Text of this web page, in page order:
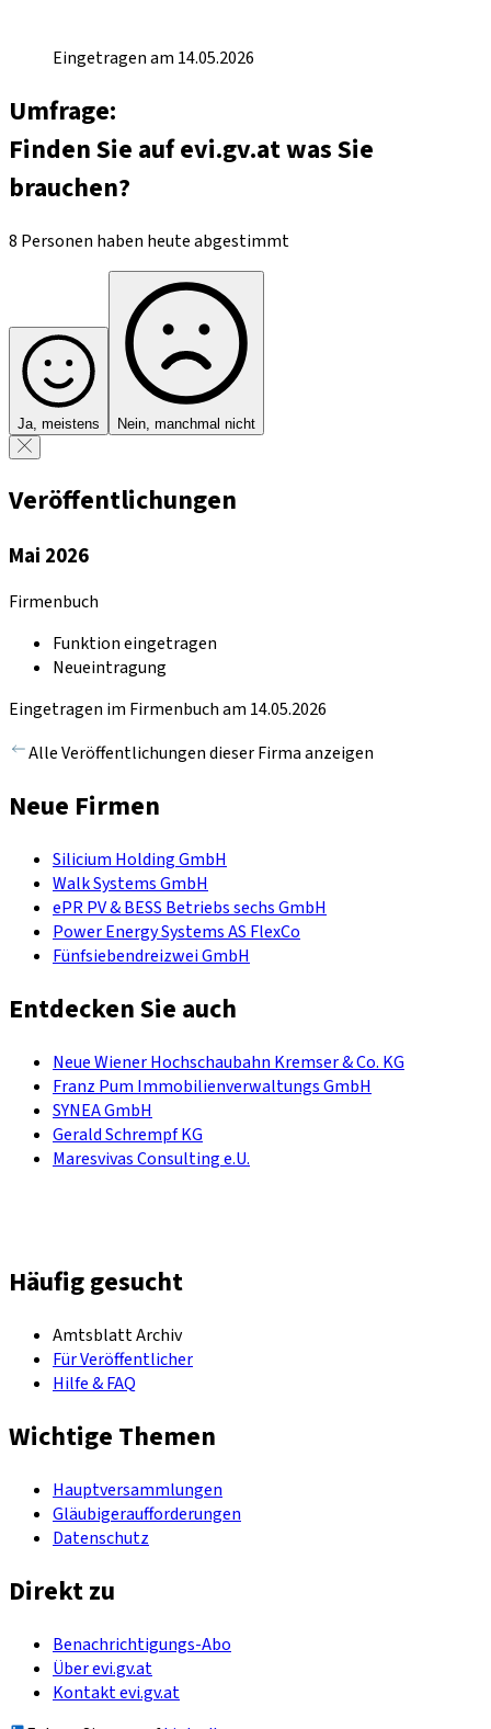
Eingetragen am 14.05.2026
Umfrage:
Finden Sie auf evi.gv.at was Sie
brauchen?
8 Personen haben heute abgestimmt
Ja, meistens Nein, manchmal nicht
Veröffentlichungen
Mai 2026
Firmenbuch
Funktion eingetragen
Neueintragung
Eingetragen im Firmenbuch am 14.05.2026
Alle Veröffentlichungen dieser Firma anzeigen
Neue Firmen
Silicium Holding GmbH
Walk Systems GmbH
ePR PV & BESS Betriebs sechs GmbH
Power Energy Systems AS FlexCo
Fünfsiebendreizwei GmbH
Entdecken Sie auch
Neue Wiener Hochschaubahn Kremser & Co. KG
Franz Pum Immobilienverwaltungs GmbH
SYNEA GmbH
Gerald Schrempf KG
Maresvivas Consulting e.U.
Häufig gesucht
Amtsblatt Archiv
Für Veröffentlicher
Hilfe & FAQ
Wichtige Themen
Hauptversammlungen
Gläubigeraufforderungen
Datenschutz
Direkt zu
Benachrichtigungs-Abo
Über evi.gv.at
Kontakt evi.gv.at